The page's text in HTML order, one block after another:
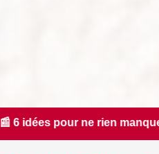
au 9 août, de